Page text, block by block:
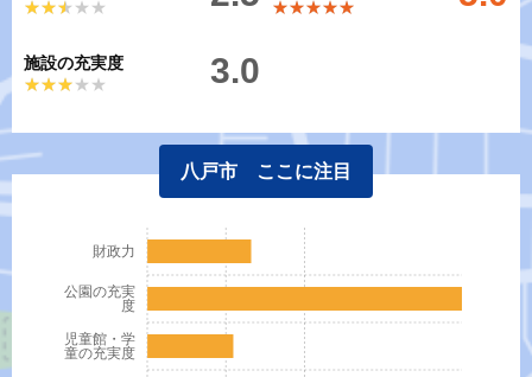
★★★★★
★★★★★
★★★★★
★★★★★
施設の充実度
★★★★★
★★★★★ 3.0
八戸市 ここに注目
児童館・学
童の充実度
公園の充実
度
財政力